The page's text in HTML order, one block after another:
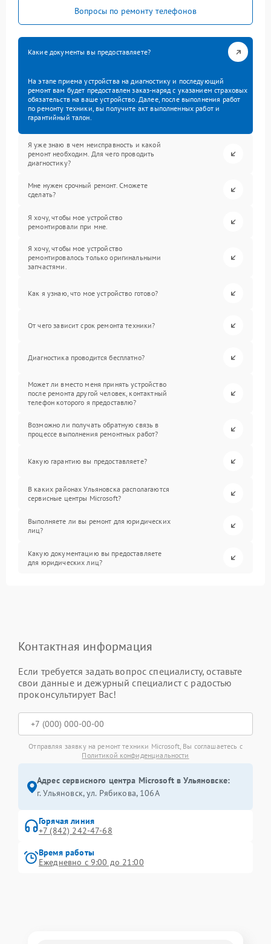
Вопросы по ремонту телефонов
Какие документы вы предоставляете?
На этапе приема устройства на диагностику и последующий
ремонт вам будет предоставлен заказ-наряд с указанием страховых
обязательств на ваше устройство. Далее, после выполнения работ
по ремонту техники, вы получите акт выполненных работ и
гарантийный талон.
Я уже знаю в чем неисправность и какой
ремонт необходим. Для чего проводить
диагностику?
Мне нужен срочный ремонт. Сможете
сделать?
Я хочу, чтобы мое устройство
ремонтировали при мне.
Я хочу, чтобы мое устройство
ремонтировалось только оригинальными
запчастями.
Как я узнаю, что мое устройство готово?
От чего зависит срок ремонта техники?
Диагностика проводится бесплатно?
Может ли вместо меня принять устройство
после ремонта другой человек, контактный
телефон которого я предоставлю?
Возможно ли получать обратную связь в
процессе выполнения ремонтных работ?
Какую гарантию вы предоставляете?
В каких районах Ульяновска располагаются
сервисные центры Microsoft?
Выполняете ли вы ремонт для юридических
лиц?
Какую документацию вы предоставляете
для юридических лиц?
Контактная информация
Если требуется задать вопрос специалисту, оставьте
свои данные и дежурный специалист с радостью
проконсультирует Вас!
Отправляя заявку на ремонт техники Microsoft, Вы соглашаетесь с
Политикой конфиденциальности
Адрес сервисного центра Microsoft в Ульяновске:
г. Ульяновск, ул. Рябикова, 106А
Горячая линия
+7 (842) 242-47-68
Время работы
Ежедневно с 9:00 до 21:00